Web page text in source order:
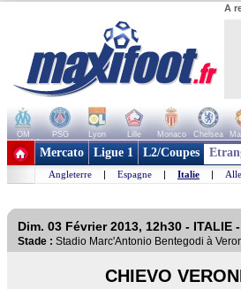
A
OM PSG Lyon Lille Monaco Chelsea
+ de clubs
Mercato Ligue 1 L2/Coupes
Angleterre | Espagne | Italie |
Dim. 03 Février 2013, 12h30 - ITALIE
Stade : Stadio Marc'Antonio Bentegodi à
CHIEVO